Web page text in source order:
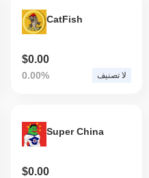
CatFish
$0.00
0.00% لا تصنيف
Super China
$0.00